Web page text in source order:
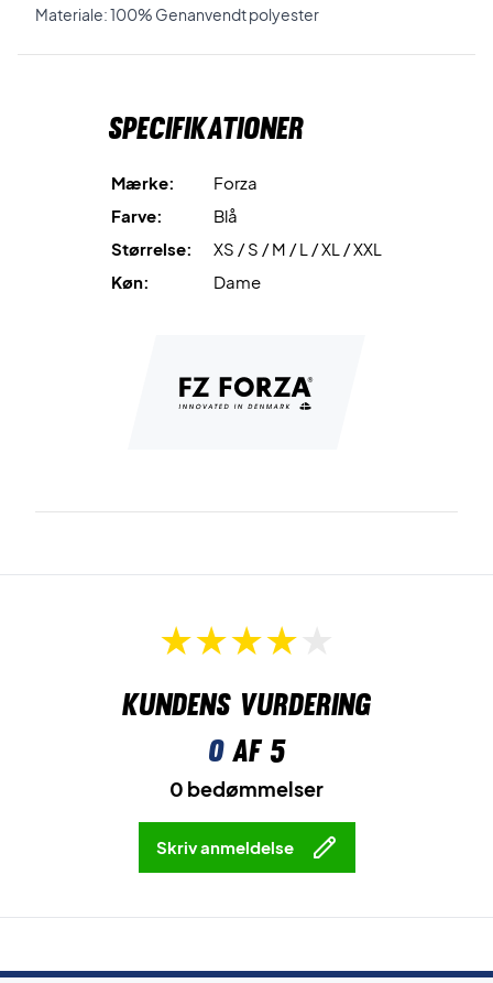
Materiale: 100% Genanvendt polyester
Specifikationer
Mærke:
Forza
Farve:
Blå
Størrelse:
XS / S / M / L / XL / XXL
Køn:
Dame
Kundens vurdering
0af 5
0 bedømmelser
Skriv anmeldelse